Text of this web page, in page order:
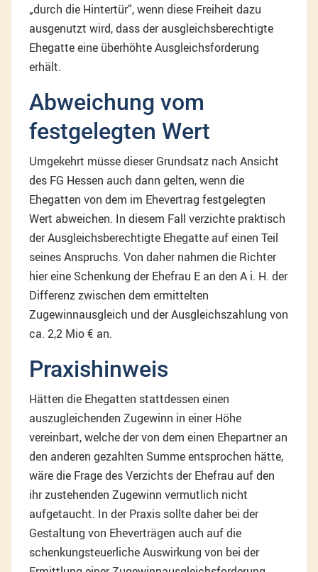
„durch die Hintertür“, wenn diese Freiheit dazu
ausgenutzt wird, dass der ausgleichsberechtigte
Ehegatte eine überhöhte Ausgleichsforderung
erhält.
Abweichung vom
festgelegten Wert
Umgekehrt müsse dieser Grundsatz nach Ansicht
des FG Hessen auch dann gelten, wenn die
Ehegatten von dem im Ehevertrag festgelegten
Wert abweichen. In diesem Fall verzichte praktisch
der Ausgleichsberechtigte Ehegatte auf einen Teil
seines Anspruchs. Von daher nahmen die Richter
hier eine Schenkung der Ehefrau E an den A i. H. der
Differenz zwischen dem ermittelten
Zugewinnausgleich und der Ausgleichszahlung von
ca. 2,2 Mio € an.
Praxishinweis
Hätten die Ehegatten stattdessen einen
auszugleichenden Zugewinn in einer Höhe
vereinbart, welche der von dem einen Ehepartner an
den anderen gezahlten Summe entsprochen hätte,
wäre die Frage des Verzichts der Ehefrau auf den
ihr zustehenden Zugewinn vermutlich nicht
aufgetaucht. In der Praxis sollte daher bei der
Gestaltung von Eheverträgen auch auf die
schenkungsteuerliche Auswirkung von bei der